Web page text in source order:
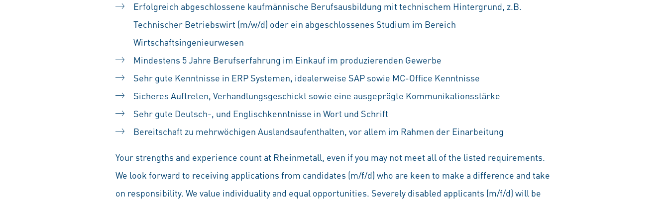
Erfolgreich abgeschlossene kaufmännische Berufsausbildung mit technischem Hintergrund, z.B.
Technischer Betriebswirt (m/w/d) oder ein abgeschlossenes Studium im Bereich
Wirtschaftsingenieurwesen
Mindestens 5 Jahre Berufserfahrung im Einkauf im produzierenden Gewerbe
Sehr gute Kenntnisse in ERP Systemen, idealerweise SAP sowie MC-Office Kenntnisse
Sicheres Auftreten, Verhandlungsgeschickt sowie eine ausgeprägte Kommunikationsstärke
Sehr gute Deutsch-, und Englischkenntnisse in Wort und Schrift
Bereitschaft zu mehrwöchigen Auslandsaufenthalten, vor allem im Rahmen der Einarbeitung
Your strengths and experience count at Rheinmetall, even if you may not meet all of the listed requirements.
We look forward to receiving applications from candidates (m/f/d) who are keen to make a difference and take
on responsibility. We value individuality and equal opportunities. Severely disabled applicants (m/f/d) will be